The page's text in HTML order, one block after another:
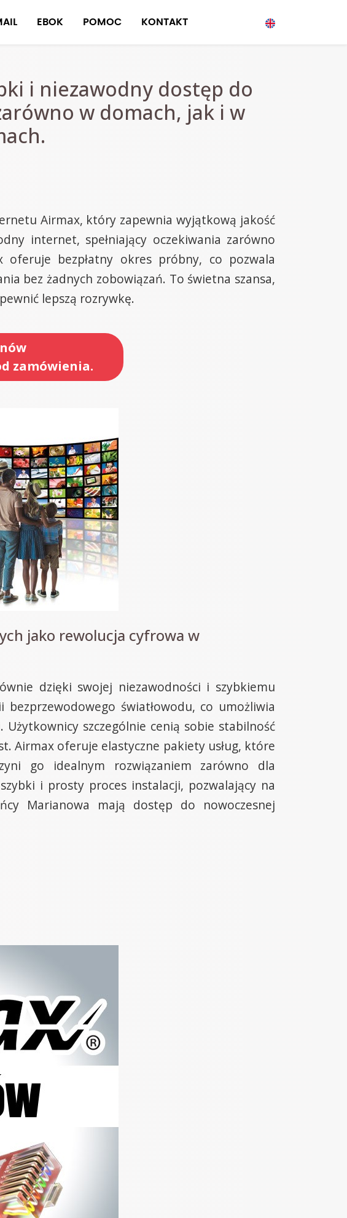
EBOK POMOC KONTAKT
i niezawodny dostęp do
w domach, jak i w
Airmax, który zapewnia wyjątkową jakość
internet, spełniający oczekiwania zarówno
oferuje bezpłatny okres próbny, co pozwala
bez żadnych zobowiązań. To świetna szansa,
lepszą rozrywkę.
zamówienia.
jako rewolucja cyfrowa w
dzięki swojej niezawodności i szybkiemu
światłowodu, co umożliwia
szczególnie cenią sobie stabilność
Airmax oferuje elastyczne pakiety usług, które
go idealnym rozwiązaniem zarówno dla
i prosty proces instalacji, pozwalający na
Marianowa mają dostęp do nowoczesnej